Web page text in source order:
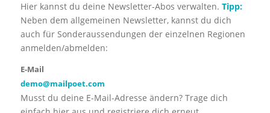
Hier kannst du deine Newsletter-Abos verwalten. Tipp:
Neben dem allgemeinen Newsletter, kannst du dich
auch für Sonderaussendungen der einzelnen Regionen
anmelden/abmelden:
E-Mail
demo@mailpoet.com
Musst du deine E-Mail-Adresse ändern? Trage dich